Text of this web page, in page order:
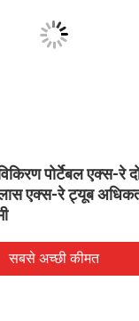
पोर्टेबल एक्स-रे
एक्स-रे ट्यूब
सबसे अच्छी कीमत